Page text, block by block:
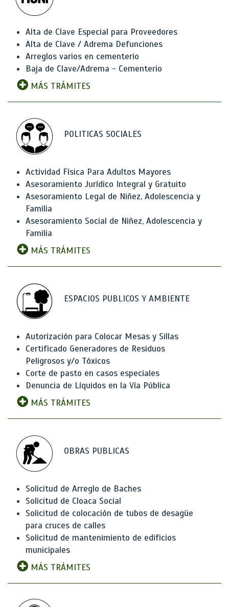
Alta de Clave Especial para Proveedores
Alta de Clave / Adrema Defunciones
Arreglos varios en cementerio
Baja de Clave/Adrema - Cementerio
MÁS TRÁMITES
POLITICAS SOCIALES
Actividad Física Para Adultos Mayores
Asesoramiento Jurídico Integral y Gratuito
Asesoramiento Legal de Niñez, Adolescencia y
Familia
Asesoramiento Social de Niñez, Adolescencia y
Familia
MÁS TRÁMITES
ESPACIOS PUBLICOS Y AMBIENTE
Autorización para Colocar Mesas y Sillas
Certificado Generadores de Residuos
Peligrosos y/o Tóxicos
Corte de pasto en casos especiales
Denuncia de Líquidos en la Vía Pública
MÁS TRÁMITES
OBRAS PUBLICAS
Solicitud de Arreglo de Baches
Solicitud de Cloaca Social
Solicitud de colocación de tubos de desagüe
para cruces de calles
Solicitud de mantenimiento de edificios
municipales
MÁS TRÁMITES